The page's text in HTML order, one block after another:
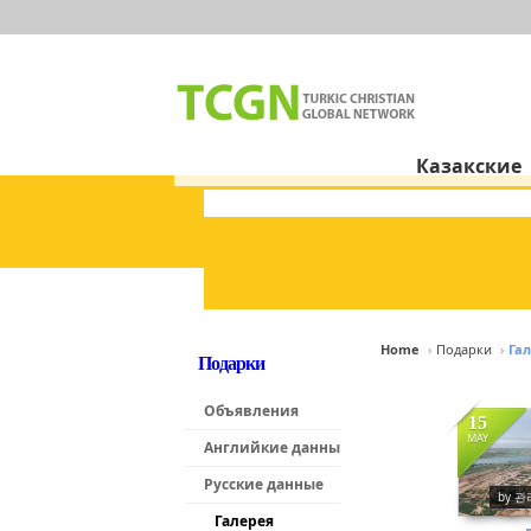
Казакские
Подарки
Объявления
Английкие данные
Русские данные
Галерея
Home › Подарки ›
15
MAY
by 관